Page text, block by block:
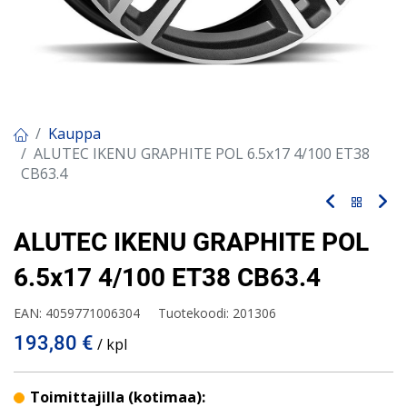
Kauppa
ALUTEC IKENU GRAPHITE POL 6.5x17 4/100 ET38
CB63.4
ALUTEC IKENU GRAPHITE POL
6.5x17 4/100 ET38 CB63.4
EAN: 4059771006304 Tuotekoodi: 201306
193,80 € / kpl
Toimittajilla (kotimaa):